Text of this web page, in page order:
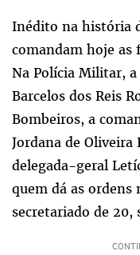
Inédito na história
comandam hoje as
Na Polícia Militar, a
Barcelos dos Reis
Bombeiros, a
Jordana de Oliveira
delegada-geral
quem dá as ordens
secretariado de 20,